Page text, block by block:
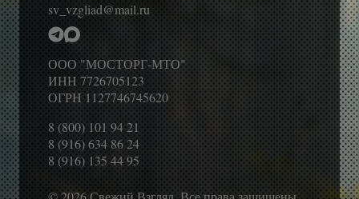
sv_vzgliad@mail.ru
ООО "МОСТОРГ-МТО"
ИНН 7726705123
ОГРН 1127746745620
8 (800) 101 94 21
8 (916) 634 86 24
8 (916) 135 44 95